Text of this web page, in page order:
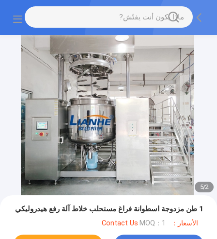
2
/
5
1 طن مزدوجة اسطوانة فراغ مستحلب خلاط آلة رفع هيدروليكي
الأسعار：Contact Us MOQ：1